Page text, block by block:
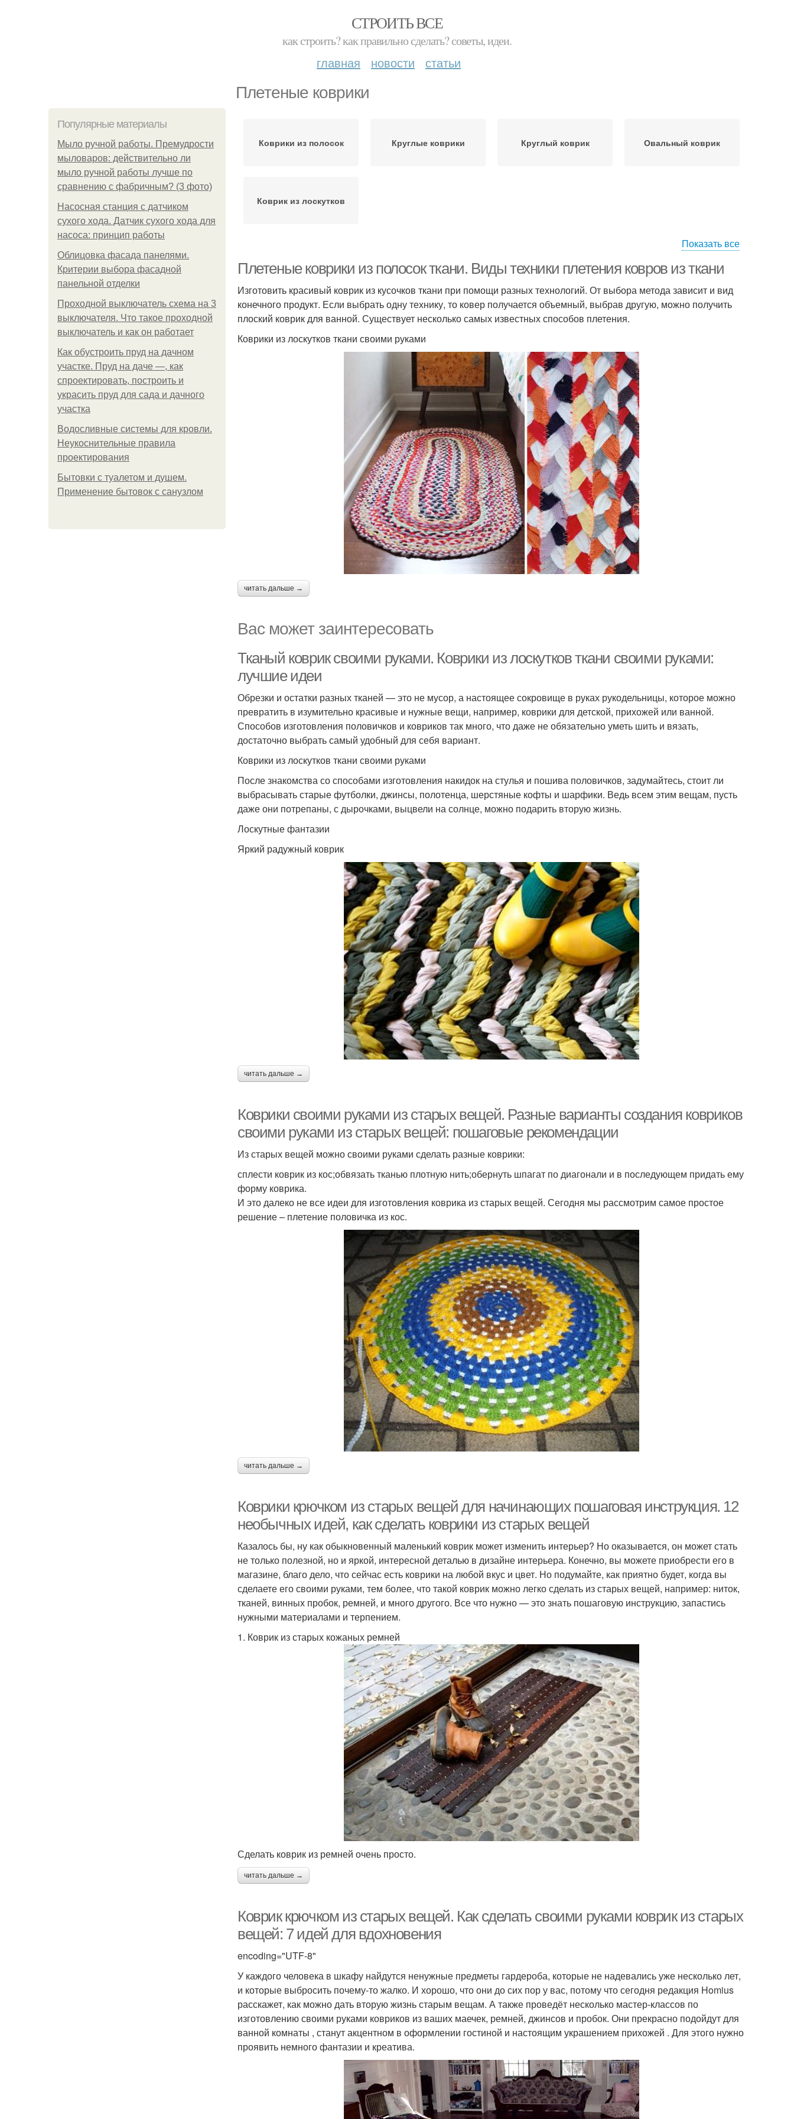
СТРОИТЬ ВСЕ
как строить? как правильно сделать? советы, идеи.
главная новости статьи
Плетеные коврики
Популярные материалы
Мыло ручной работы. Премудрости
мыловаров: действительно ли
мыло ручной работы лучше по
сравнению с фабричным? (3 фото)
Насосная станция с датчиком
сухого хода. Датчик сухого хода для
насоса: принцип работы
Облицовка фасада панелями.
Критерии выбора фасадной
панельной отделки
Проходной выключатель схема на 3
выключателя. Что такое проходной
выключатель и как он работает
Как обустроить пруд на дачном
участке. Пруд на даче —, как
спроектировать, построить и
украсить пруд для сада и дачного
участка
Водосливные системы для кровли.
Неукоснительные правила
проектирования
Бытовки с туалетом и душем.
Применение бытовок с санузлом
Коврики из полосок Круглые коврики Круглый коврик Овальный коврик
Коврик из лоскутков
Показать все
Плетеные коврики из полосок ткани. Виды техники плетения ковров из ткани
Изготовить красивый коврик из кусочков ткани при помощи разных технологий. От выбора метода зависит и вид
конечного продукт. Если выбрать одну технику, то ковер получается объемный, выбрав другую, можно получить
плоский коврик для ванной. Существует несколько самых известных способов плетения.
Коврики из лоскутков ткани своими руками
читать дальше →
Вас может заинтересовать
Тканый коврик своими руками. Коврики из лоскутков ткани своими руками:
лучшие идеи
Обрезки и остатки разных тканей — это не мусор, а настоящее сокровище в руках рукодельницы, которое можно
превратить в изумительно красивые и нужные вещи, например, коврики для детской, прихожей или ванной.
Способов изготовления половичков и ковриков так много, что даже не обязательно уметь шить и вязать,
достаточно выбрать самый удобный для себя вариант.
Коврики из лоскутков ткани своими руками
После знакомства со способами изготовления накидок на стулья и пошива половичков, задумайтесь, стоит ли
выбрасывать старые футболки, джинсы, полотенца, шерстяные кофты и шарфики. Ведь всем этим вещам, пусть
даже они потрепаны, с дырочками, выцвели на солнце, можно подарить вторую жизнь.
Лоскутные фантазии
Яркий радужный коврик
читать дальше →
Коврики своими руками из старых вещей. Разные варианты создания ковриков
своими руками из старых вещей: пошаговые рекомендации
Из старых вещей можно своими руками сделать разные коврики:
сплести коврик из кос;обвязать тканью плотную нить;обернуть шпагат по диагонали и в последующем придать ему
форму коврика.
И это далеко не все идеи для изготовления коврика из старых вещей. Сегодня мы рассмотрим самое простое
решение – плетение половичка из кос.
читать дальше →
Коврики крючком из старых вещей для начинающих пошаговая инструкция. 12
необычных идей, как сделать коврики из старых вещей
Казалось бы, ну как обыкновенный маленький коврик может изменить интерьер? Но оказывается, он может стать
не только полезной, но и яркой, интересной деталью в дизайне интерьера. Конечно, вы можете приобрести его в
магазине, благо дело, что сейчас есть коврики на любой вкус и цвет. Но подумайте, как приятно будет, когда вы
сделаете его своими руками, тем более, что такой коврик можно легко сделать из старых вещей, например: ниток,
тканей, винных пробок, ремней, и много другого. Все что нужно — это знать пошаговую инструкцию, запастись
нужными материалами и терпением.
1. Коврик из старых кожаных ремней
Сделать коврик из ремней очень просто.
читать дальше →
Коврик крючком из старых вещей. Как сделать своими руками коврик из старых
вещей: 7 идей для вдохновения
encoding="UTF-8"
У каждого человека в шкафу найдутся ненужные предметы гардероба, которые не надевались уже несколько лет,
и которые выбросить почему-то жалко. И хорошо, что они до сих пор у вас, потому что сегодня редакция Homius
расскажет, как можно дать вторую жизнь старым вещам. А также проведёт несколько мастер-классов по
изготовлению своими руками ковриков из ваших маечек, ремней, джинсов и пробок. Они прекрасно подойдут для
ванной комнаты , станут акцентном в оформлении гостиной и настоящим украшением прихожей . Для этого нужно
проявить немного фантазии и креатива.